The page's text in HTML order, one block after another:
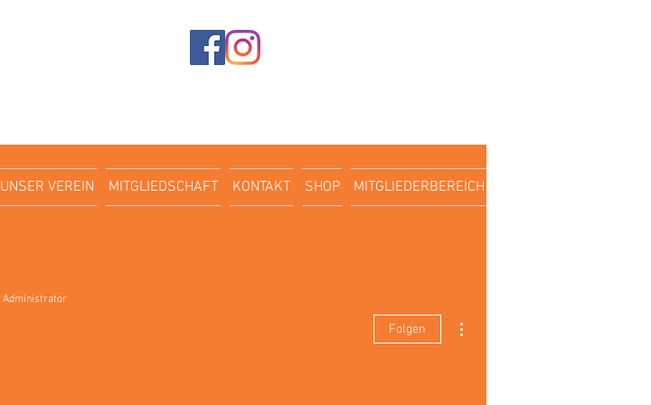
UNSER VEREIN MITGLIEDSCHAFT KONTAKT SHOP MITGLIEDERBEREICH
Administrator
Folgen